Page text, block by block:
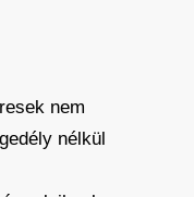
nem
nélkül